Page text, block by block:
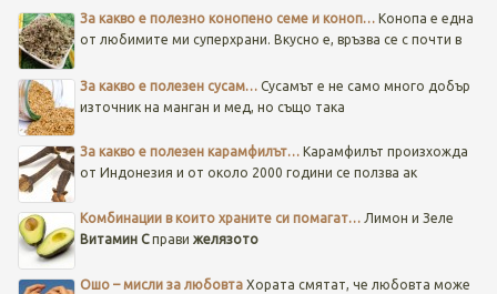
За какво е полезно конопено семе и коноп… Конопа е една
от любимите ми суперхрани. Вкусно е, връзва се с почти в
За какво е полезен сусам… Сусамът е не само много добър
източник на манган и мед, но също така
За какво е полезен карамфилът… Карамфилът произхожда
от Индонезия и от около 2000 години се ползва ак
Комбинации в които храните си помагат…Лимон и Зеле
Витамин Cправи желязото
Ошо – мисли за любовта Хората смятат, че любовта може